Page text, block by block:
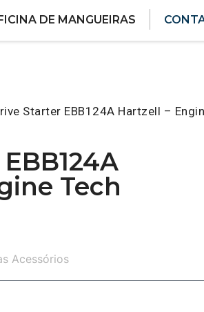
DE MANGUEIRAS
Starter EBB124A Hartzell –
Tech
Acessórios